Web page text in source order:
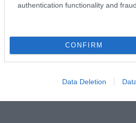
authentication functionality and
CONFIRM
Data Deletion